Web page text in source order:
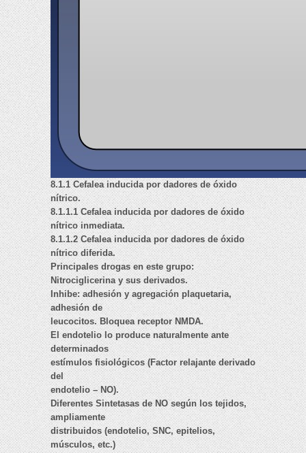
8.1.1 Cefalea inducida por dadores de óxido
nítrico.
8.1.1.1 Cefalea inducida por dadores de óxido
nítrico inmediata.
8.1.1.2 Cefalea inducida por dadores de óxido
nítrico diferida.
Principales drogas en este grupo:
Nitrociglicerina y sus derivados.
Inhibe: adhesión y agregación plaquetaria,
adhesión de
leucocitos. Bloquea receptor NMDA.
El endotelio lo produce naturalmente ante
determinados
estímulos fisiológicos (Factor relajante derivado
del
endotelio – NO).
Diferentes Sintetasas de NO según los tejidos,
ampliamente
distribuidos (endotelio, SNC, epitelios,
músculos, etc.)